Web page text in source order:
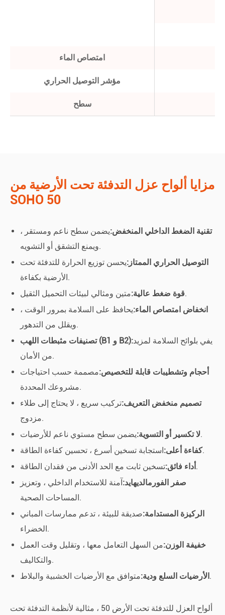
امتصاص الماء
مؤشر التوصيل الحراري
سطح
مزايا ألواح عزل التدفئة تحت الأرضية من
SOHO 50
تقنية الضغط الداخلي المنخفض:يضمن سطح ناعم ومستقر ،
ويمنع التشقق أو التشويه.
التوصيل الحراري الممتاز:يحسن توزيع الحرارة للتدفئة تحت
الأرضية بكفاءة.
قوة ضغط عالية:متين ومثالي لبيئات التحميل الثقيل.
انخفاض امتصاص الماء:يحافظ على السلامة بمرور الوقت ،
ويقلل من التدهور.
تصنيفات مثبطات اللهب (B1 و B2):يفي بلوائح السلامة لمزيد
من الأمان.
أحجام وتشطيبات قابلة للتخصيص:مصممة حسب احتياجات
مشروعك المحددة.
تصميم منخفض التعريف:تركيب سريع ، لا يحتاج إلى طلاء
مزدوج.
لا تكسير أو التسوية:يضمن سطح مستوي ناعم للأرضيات.
كفاءة أعلى:استجابة تسخين أسرع ، تحسين كفاءة الطاقة.
أداء فائق:تسخين ثابت مع الحد الأدنى من فقدان الطاقة.
صفر الفورمالديهايد:آمنة للاستخدام الداخلي ، وتعزيز
المساحات الصحية.
الركيزة المستدامة:صديقة للبيئة ، تدعم ممارسات المباني
الخضراء.
خفيفة الوزن:من السهل التعامل معها ، وتقليل وقت العمل
والتكاليف.
الأرضيات السلع ودية:متوافق مع الأرضيات الخشبية والبلاط.
ألواح العزل للتدفئة تحت الأرض 50 ، مثالية لأنظمة التدفئة تحت